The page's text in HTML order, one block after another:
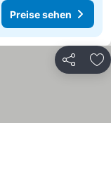
Preise sehen
Teilen